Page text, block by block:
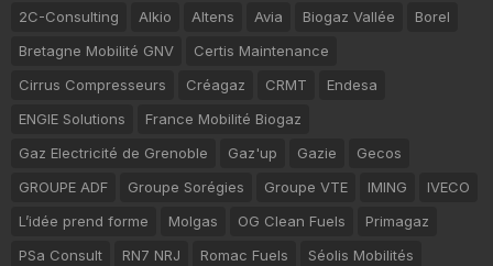
2C-Consulting Alkio Altens Avia Biogaz Vallée
Borel
Bretagne Mobilité GNV
Certis Maintenance
Cirrus Compresseurs
Créagaz CRMT
Endesa
ENGIE Solutions
France Mobilité Biogaz
Gaz Electricité de Grenoble
Gaz'up Gazie
Gecos
GROUPE ADF
Groupe Sorégies Groupe VTE IMING
IVECO
L’idée prend forme
Molgas OG Clean Fuels
Primagaz
PSa Consult
RN7 NRJ Romac Fuels
Séolis Mobilités